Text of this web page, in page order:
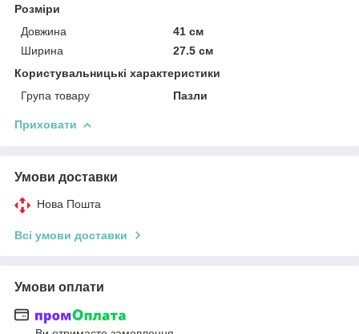
Розміри
Довжина
41 см
Ширина
27.5 см
Користувальницькі характеристики
Група товару
Пазли
Приховати
Умови доставки
Нова Пошта
Всі умови доставки
Умови оплати